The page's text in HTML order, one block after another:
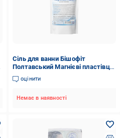
Сіль для ванни Бішофіт
Полтавський Магнієві пластівці
розслаблююча 500 г (1011043-
Other)
оцінити
Немає в наявності